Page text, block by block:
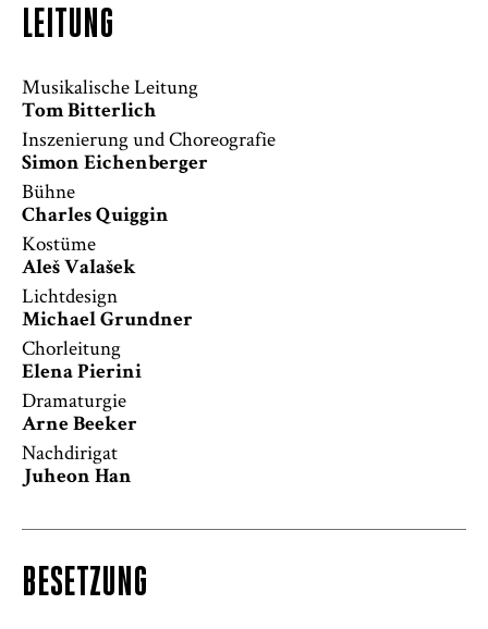
LEITUNG
Musikalische Leitung
Tom Bitterlich
Inszenierung und Choreografie
Simon Eichenberger
Bühne
Charles Quiggin
Kostüme
Aleš Valašek
Lichtdesign
Michael Grundner
Chorleitung
Elena Pierini
Dramaturgie
Arne Beeker
Nachdirigat
Juheon Han
BESETZUNG